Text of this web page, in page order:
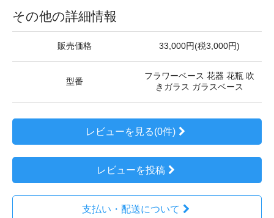
その他の詳細情報
販売価格 33,000円(税3,000円)
型番
フラワーベース 花器 花瓶 吹
きガラス ガラスベース
レビューを見る(0件)
レビューを投稿
支払い・配送について